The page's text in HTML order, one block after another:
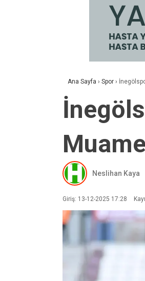
Ana Sayfa › Spor ›
Neslihan Kaya
Giriş: 13-12-2025 17:28